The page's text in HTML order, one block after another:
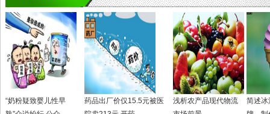
“奶粉疑致婴儿性早
药品出厂价仅15.5元被医
浅析农产品现代物流
简述冰